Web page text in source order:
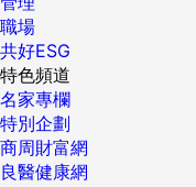
職場
共好ESG
特色頻道
名家專欄
特別企劃
商周財富網
良醫健康網